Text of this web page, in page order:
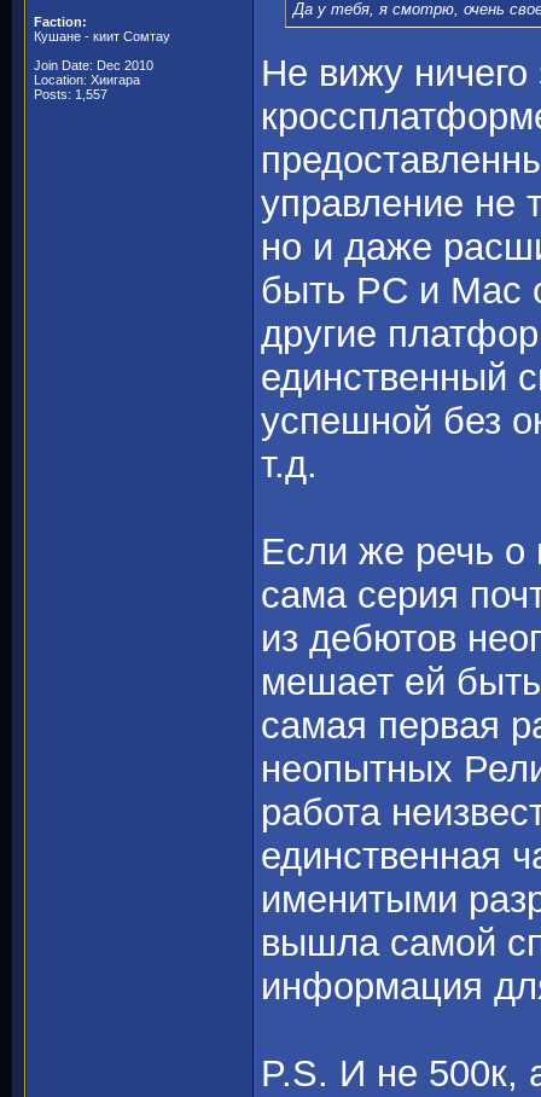
Faction:
Кушане - киит Сомтау
Join Date: Dec 2010
Location: Хиигара
Posts: 1,557
Да у тебя, я смотрю, очень
Не вижу ничего
управление не
но и даже
быть PC и Mac
другие
единственный
успешной без
т.д.
Если же речь о
сама серия
из дебютов
мешает ей
самая первая
неопытных
работа
единственная
именитыми
вышла самой
информация
P.S. И не 500к,